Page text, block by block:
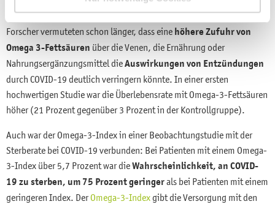
Bahnen lenken und somit dem Zytokinsturm entgegenwirken.
Forscher vermuteten schon länger, dass eine höhere Zufuhr von
Omega 3-Fettsäuren über die Venen, die Ernährung oder
Nahrungsergänzungsmittel dieAuswirkungen von Entzündungen
durch COVID-19 deutlich verringern könnte. In einer ersten
hochwertigen Studie war die Überlebensrate mit Omega-3-Fettsäuren
höher (21 Prozent gegenüber 3 Prozent in der Kontrollgruppe).
Auch war der Omega-3-Index in einer Beobachtungstudie mit der
Sterberate bei COVID-19 verbunden: Bei Patienten mit einem Omega-
3-Index über 5,7 Prozent war dieWahrscheinlichkeit, an COVID-
19 zu sterben, um 75 Prozent geringerals bei Patienten mit einem
geringeren Index. DerOmega-3-Indexgibt die Versorgung mit den